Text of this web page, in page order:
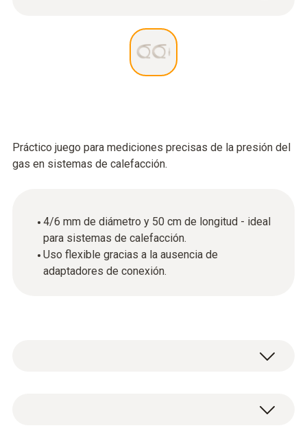
Práctico juego para mediciones precisas de la presión del
gas en sistemas de calefacción.
4/6 mm de diámetro y 50 cm de longitud - ideal
para sistemas de calefacción.
Uso flexible gracias a la ausencia de
adaptadores de conexión.